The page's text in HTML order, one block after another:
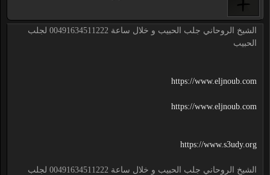
الشيخ الروحاني جلب الحبيب و خلال ساعة 00491634511222 لجلب
الحبيب
https://www.eljnoub.com
https://www.eljnoub.com
https://www.s3udy.org
الشيخ الروحاني جلب الحبيب و خلال ساعة 00491634511222 لجلب